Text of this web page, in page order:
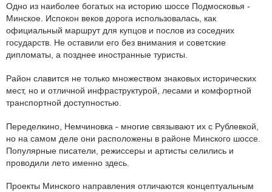
Одно из наиболее богатых на историю шоссе Подмосковья -
Минское. Испокон веков дорога использовалась, как
официальный маршрут для купцов и послов из соседних
государств. Не оставили его без внимания и советские
дипломаты, а позднее иностранные туристы.
Район славится не только множеством знаковых исторических
мест, но и отличной инфраструктурой, лесами и комфортной
транспортной доступностью.
Переделкино, Немчиновка - многие связывают их с Рублевкой,
но на самом деле они расположены в районе Минского шоссе.
Популярные писатели, режиссеры и артисты селились и
проводили лето именно здесь.
Проекты Минского направления отличаются концептуальным